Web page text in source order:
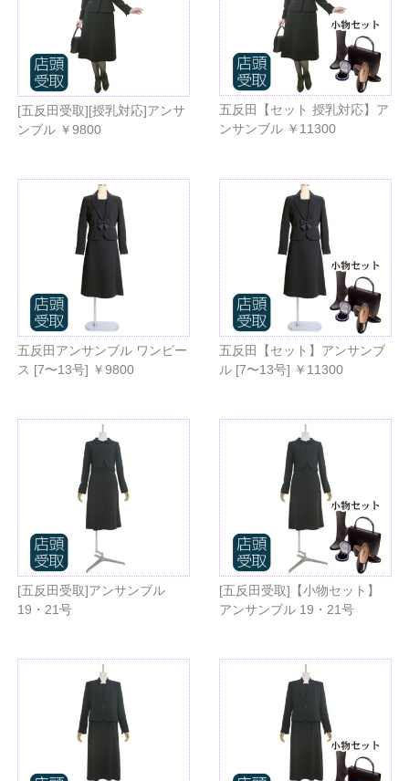
[五反田受取][授乳対応]アンサ
ンブル ￥9800
五反田【セット 授乳対応】ア
ンサンブル ￥11300
五反田アンサンブル ワンピー
ス [7〜13号] ￥9800
五反田【セット】アンサンブ
ル [7〜13号] ￥11300
[五反田受取]アンサンブル
19・21号
[五反田受取]【小物セット】
アンサンブル 19・21号